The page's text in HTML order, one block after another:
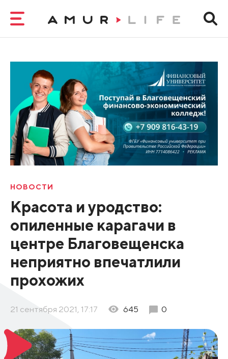
НОВОСТИ
Красота и уродство:
опиленные карагачи в
центре Благовещенска
неприятно впечатлили
прохожих
21 сентября 2021, 17:17 645 0